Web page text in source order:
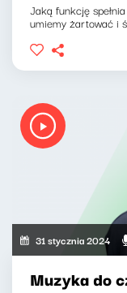
Jaką funkcję
umiemy żartować i
31 stycznia 2024
Muzyka do